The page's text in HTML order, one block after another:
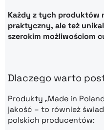
Każdy z tych produktów
praktyczny, ale też
szerokim możliwościom
Dlaczego warto
Produkty „Made in
jakość – to również
polskich producentów: